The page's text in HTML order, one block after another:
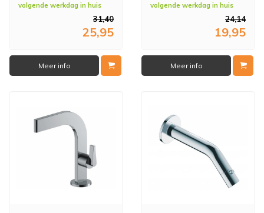
volgende werkdag in huis
31,40
25,95
Meer info
volgende werkdag in huis
24,14
19,95
Meer info